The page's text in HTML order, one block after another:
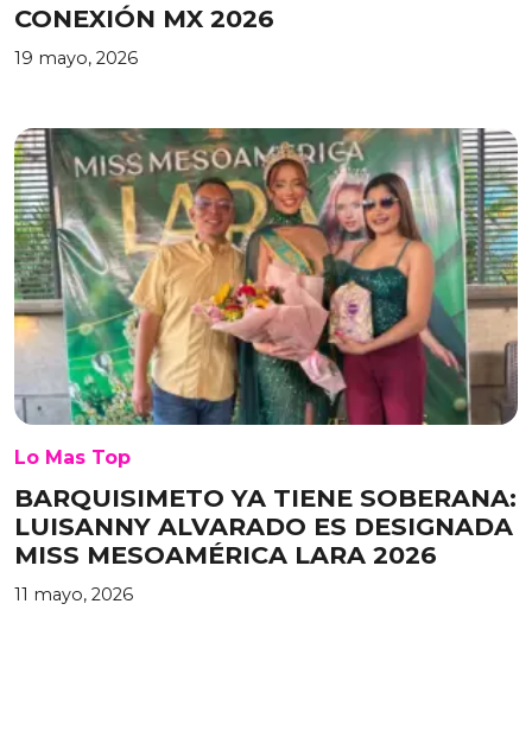
CONEXIÓN MX 2026
19 mayo, 2026
Lo Mas Top
BARQUISIMETO YA TIENE SOBERANA:
LUISANNY ALVARADO ES DESIGNADA
MISS MESOAMÉRICA LARA 2026
11 mayo, 2026